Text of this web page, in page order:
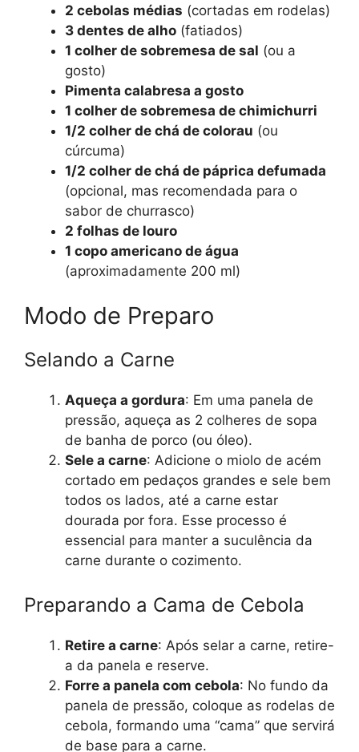
2 cebolas médias (cortadas em rodelas)
3 dentes de alho (fatiados)
1 colher de sobremesa de sal (ou a
gosto)
Pimenta calabresa a gosto
1 colher de sobremesa de chimichurri
1/2 colher de chá de colorau (ou
cúrcuma)
1/2 colher de chá de páprica defumada
(opcional, mas recomendada para o
sabor de churrasco)
2 folhas de louro
1 copo americano de água
(aproximadamente 200 ml)
Modo de Preparo
Selando a Carne
Aqueça a gordura: Em uma panela de
pressão, aqueça as 2 colheres de sopa
de banha de porco (ou óleo).
Sele a carne: Adicione o miolo de acém
cortado em pedaços grandes e sele bem
todos os lados, até a carne estar
dourada por fora. Esse processo é
essencial para manter a suculência da
carne durante o cozimento.
Preparando a Cama de Cebola
Retire a carne: Após selar a carne, retire-
a da panela e reserve.
Forre a panela com cebola: No fundo da
panela de pressão, coloque as rodelas de
cebola, formando uma “cama” que servirá
de base para a carne.